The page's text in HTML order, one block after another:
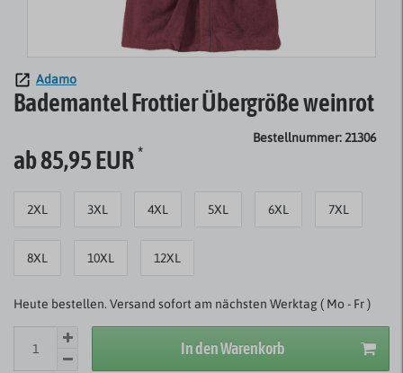
Adamo
Bademantel Frottier Übergröße weinrot
Bestellnummer: 21306
ab 85,95 EUR*
2XL 3XL 4XL 5XL 6XL 7XL
8XL 10XL 12XL
Heute bestellen. Versand sofort am nächsten Werktag ( Mo - Fr )
In den Warenkorb